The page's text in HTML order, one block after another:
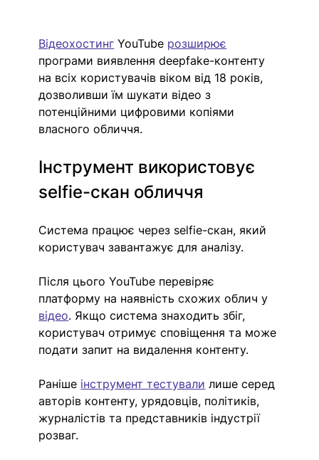
Відеохостинг YouTube розширює
програми виявлення deepfake-контенту
на всіх користувачів віком від 18 років,
дозволивши їм шукати відео з
потенційними цифровими копіями
власного обличчя.
Інструмент використовує
selfie-скан обличчя
Система працює через selfie-скан, який
користувач завантажує для аналізу.
Після цього YouTube перевіряє
платформу на наявність схожих облич у
відео. Якщо система знаходить збіг,
користувач отримує сповіщення та може
подати запит на видалення контенту.
Раніше інструмент тестували лише серед
авторів контенту, урядовців, політиків,
журналістів та представників індустрії
розваг.